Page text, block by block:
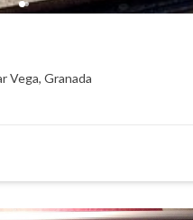
Vega, Granada